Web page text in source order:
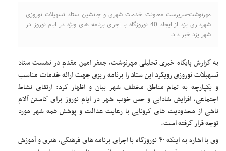
مهرنوشت-سرپرست معاونت خدمات شهری و جانشین ستاد تسهیلات نوروزی
شهرداری یزد از ایجاد 40 نوروزگاه با اجرای برنامه های ویژه در ایام نوروز در
شهر یزد خبر داد.
به گزارش پایگاه خبری تحلیلی مهرنوشت، جعفر امین مقدم در نشست ستاد
تسهیلات نوروزی رویکرد این ستاد را برنامه ریزی جهت ارائه خدمات مناسب
و یکپارچه به تمام مناطق مختلف شهر بیان و اظهار کرد: ارتقای نشاط
اجتماعی، افزایش شادابی و حس خوب شهر در ایام نوروز برای کاستن آلام
ناشی از محدودیت های کرونایی با رعایت عدالت و پوشش همه شهر مورد
توجه قرار گرفته است.
وی با اشاره به اینکه ۴۰ نوروزگاه با اجرای برنامه های فرهنگی، هنری و آموزش